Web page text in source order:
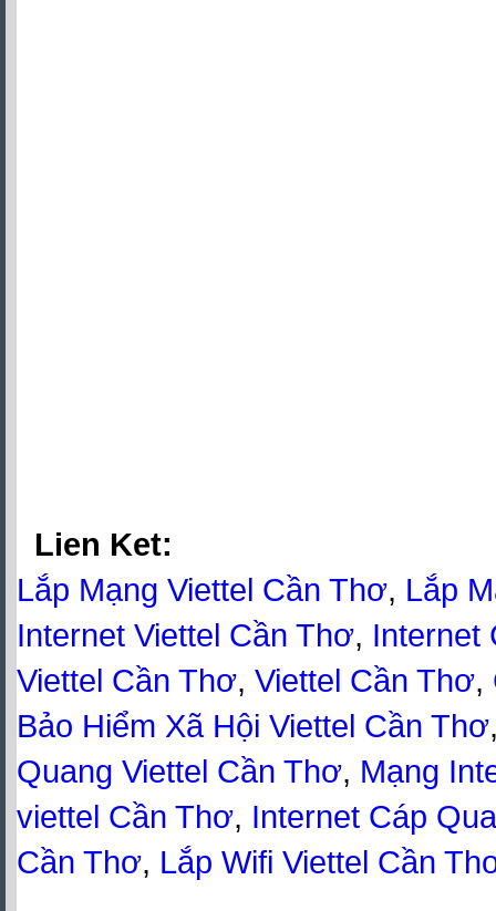
Lien Ket:
Lắp Mạng Viettel Cần Thơ, Lắp
Internet Viettel Cần Thơ, Internet
Viettel Cần Thơ, Viettel Cần Thơ,
Bảo Hiểm Xã Hội Viettel Cần Thơ
Quang Viettel Cần Thơ, Mạng
viettel Cần Thơ, Internet Cáp
Cần Thơ, Lắp Wifi Viettel Cần